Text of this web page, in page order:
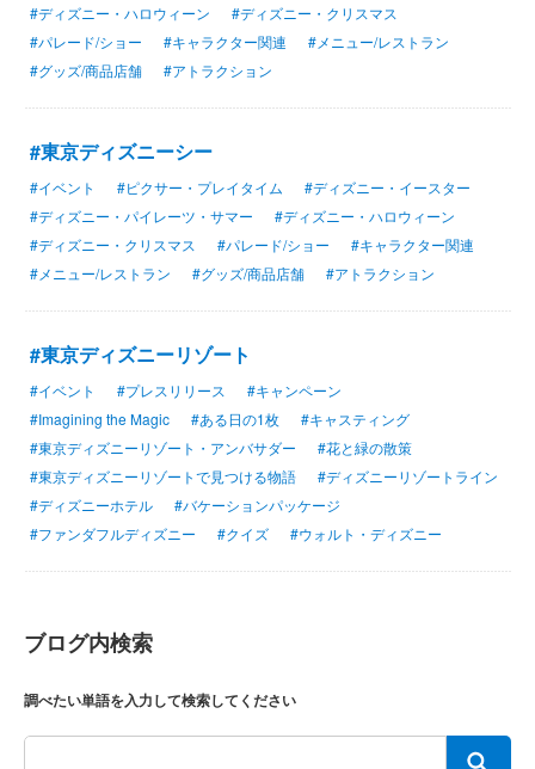
#ディズニー・ハロウィーン
#ディズニー・クリスマス
#パレード/ショー
#キャラクター関連
#メニュー/レストラン
#グッズ/商品店舗
#アトラクション
#東京ディズニーシー
#イベント #ピクサー・プレイタイム
#ディズニー・イースター
#ディズニー・パイレーツ・サマー
#ディズニー・ハロウィーン
#ディズニー・クリスマス
#パレード/ショー
#キャラクター関連
#メニュー/レストラン
#グッズ/商品店舗 #アトラクション
#東京ディズニーリゾート
#イベント #プレスリリース
#キャンペーン
#Imagining the Magic
#ある日の1枚
#キャスティング
#東京ディズニーリゾート・アンバサダー
#花と緑の散策
#東京ディズニーリゾートで見つける物語
#ディズニーリゾートライン
#ディズニーホテル
#バケーションパッケージ
#ファンダフルディズニー
#クイズ #ウォルト・ディズニー
ブログ内検索
調べたい単語を入力して検索してください